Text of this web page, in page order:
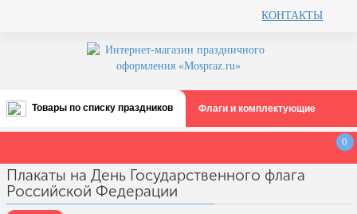
КОНТАКТЫ
Товары по списку праздников
Все праздники
августа)
12 августа, День ВВС
Флаги и комплектующие
0
Плакаты на День Государственного флага
Российской Федерации